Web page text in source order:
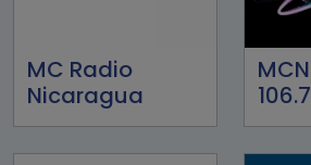
MC Radio
Nicaragua